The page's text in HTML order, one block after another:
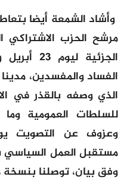
وأشاد الشمعة أيضا
مرشح الحزب الاشتراكي
الجزئية
الفساد والمفسدين،
الذي وصفه بالقذر في
للسلطات العمومية
وعزوف عن التصويت
مستقبل العمل السياسي
وفق بيان، توصلنا بنسخة